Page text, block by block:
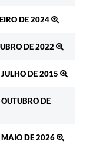
DE 2024
DE 2022
DE 2015
DE
DE 2026